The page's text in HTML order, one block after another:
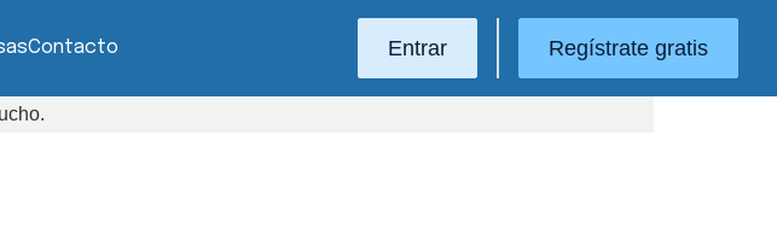
Contacto Entrar Regístrate gratis